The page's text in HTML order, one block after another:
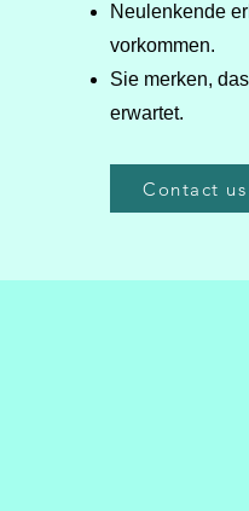
Neulenkende
vorkommen.
Sie merken,
erwartet.
Contact us